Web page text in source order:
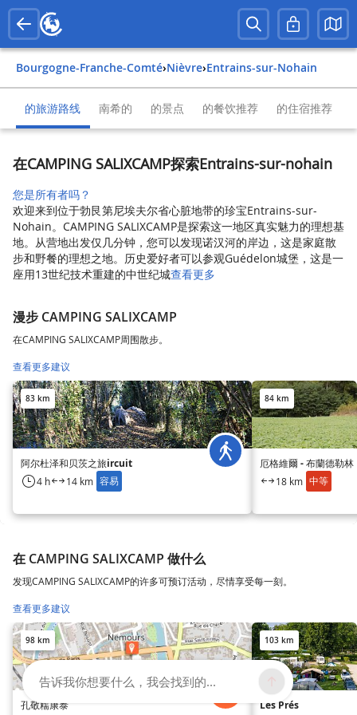
Bourgogne-Franche-Comté› Nièvre› Entrains-sur-Nohain
的旅游路线 南希的 的景点 的餐饮推荐 的住宿推荐
在CAMPING SALIXCAMP探索Entrains-sur-nohain
您是所有者吗？
欢迎来到位于勃艮第尼埃夫尔省心脏地带的珍宝Entrains-sur-
Nohain。CAMPING SALIXCAMP是探索这一地区真实魅力的理想基
地。从营地出发仅几分钟，您可以发现诺汉河的岸边，这是家庭散
步和野餐的理想之地。历史爱好者可以参观Guédelon城堡，这是一
座用13世纪技术重建的中世纪城查看更多
漫步 CAMPING SALIXCAMP
在CAMPING SALIXCAMP周围散步。
查看更多建议
83 km
阿尔杜泽和贝茨之旅ircuit
4 h 14 km 容易
84 km
厄格維爾 - 布蘭德勒林
18 km 中等
在 CAMPING SALIXCAMP 做什么
发现CAMPING SALIXCAMP的许多可预订活动，尽情享受每一刻。
查看更多建议
98 km
孔敬糯康泰
103 km
Les Prés
告诉我你想要什么，我会找到的...